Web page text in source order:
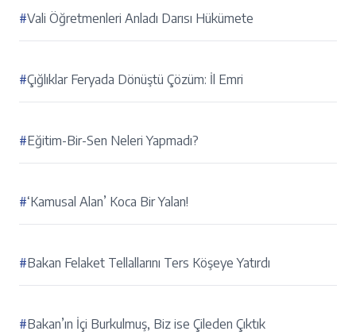
#Vali Öğretmenleri Anladı Darısı Hükümete
#Çığlıklar Feryada Dönüştü Çözüm: İl Emri
#Eğitim-Bir-Sen Neleri Yapmadı?
#‘Kamusal Alan’ Koca Bir Yalan!
#Bakan Felaket Tellallarını Ters Köşeye Yatırdı
#Bakan’ın İçi Burkulmuş, Biz ise Çileden Çıktık